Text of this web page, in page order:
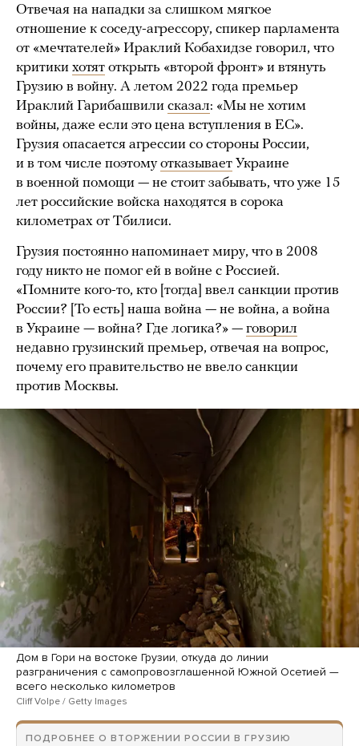
Отвечая на нападки за слишком мягкое
отношение к соседу-агрессору, спикер парламента
от «мечтателей» Ираклий Кобахидзе говорил, что
критики хотят открыть «второй фронт» и втянуть
Грузию в войну. А летом 2022 года премьер
Ираклий Гарибашвили сказал: «Мы не хотим
войны, даже если это цена вступления в ЕС».
Грузия опасается агрессии со стороны России,
и в том числе поэтомуотказывает Украине
в военной помощи — не стоит забывать, что уже 15
лет российские войска находятся в сорока
километрах от Тбилиси.
Грузия постоянно напоминает миру, что в 2008
году никто не помог ей в войне с Россией.
«Помните кого-то, кто [тогда] ввел санкции против
России? [То есть] наша война — не война, а война
в Украине — война? Где логика?» — говорил
недавно грузинский премьер, отвечая на вопрос,
почему его правительство не ввело санкции
против Москвы.
Дом в Гори на востоке Грузии, откуда до линии
разграничения с самопровозглашенной Южной Осетией —
всего несколько километров
Cliff Volpe / Getty Images
ПОДРОБНЕЕ О ВТОРЖЕНИИ РОССИИ В ГРУЗИЮ